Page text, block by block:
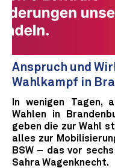
Anspruch und
Wahlkampf in
In wenigen Tagen,
Wahlen in
geben die zur Wahl
alles zur
BSW – das vor
Sahra Wagenknecht.